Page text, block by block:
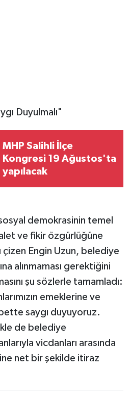
Duyulmalı"
MHP Salihli İlçe
Kongresi 19 Ağustos'ta
yapılacak
sosyal demokrasinin temel
ve fikir özgürlüğüne
çizen Engin Uzun, belediye
alınmaması gerektiğini
şu sözlerle tamamladı:
emeklerine ve
saygı duyuyoruz.
de belediye
vicdanları arasında
net bir şekilde itiraz